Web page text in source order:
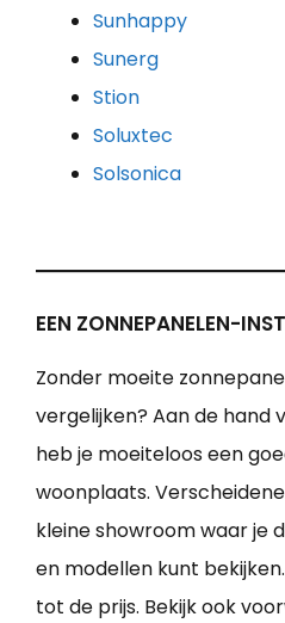
Sunhappy
Sunerg
Stion
Soluxtec
Solsonica
EEN ZONNEPANELEN-
Zonder moeite
vergelijken? Aan de hand
heb je moeiteloos een
woonplaats.
kleine showroom waar je
en modellen kunt
tot de prijs. Bekijk ook